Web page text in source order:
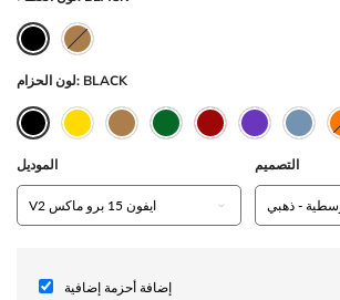
لون الحزام: BLACK
الموديل التصميم
إضافة أحزمة إضافية